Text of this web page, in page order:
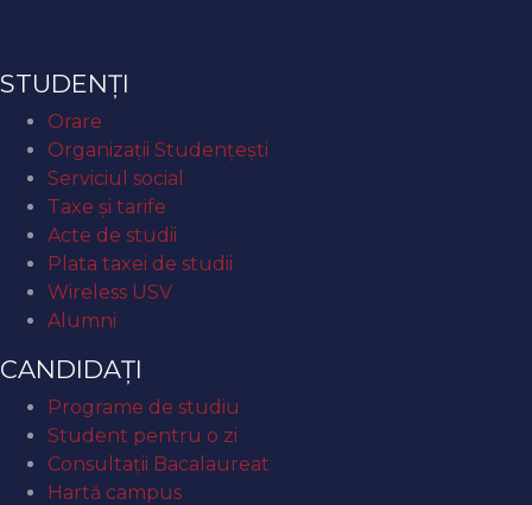
STUDENȚI
Orare
Organizaţii Studenţeşti
Serviciul social
Taxe și tarife
Acte de studii
Plata taxei de studii
Wireless USV
Alumni
CANDIDAȚI
Programe de studiu
Student pentru o zi
Consultații Bacalaureat
Hartă campus